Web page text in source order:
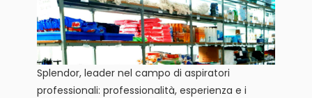
Splendor, leader nel campo di aspiratori
professionali: professionalità, esperienza e i